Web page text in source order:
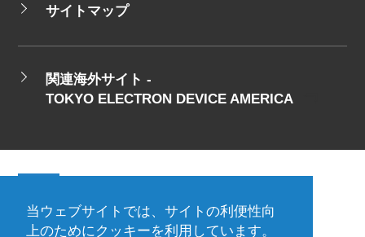
当ウェブサイトでは、サイトの利便性向
上のためにクッキーを利用しています。
サイトマップ
関連海外サイト -
TOKYO ELECTRON DEVICE AMERICA
会社概要 ご利用規約